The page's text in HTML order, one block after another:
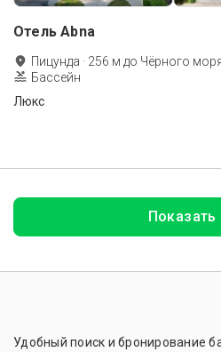
Отель Abna
Пицунда · 256 м до Чёрного
Бассейн
Люкс
Удобный поиск и бронирование